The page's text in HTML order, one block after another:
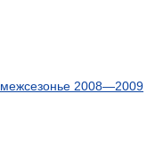
межсезонье 2008—2009